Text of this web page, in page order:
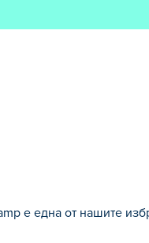
е една от нашите